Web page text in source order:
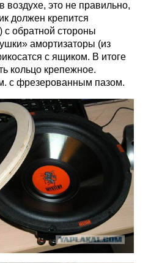
воздухе, это не правильно,
должен крепится
обратной стороны
амортизаторы (из
с ящиком. В итоге
кольцо крепежное.
с фрезерованным пазом.